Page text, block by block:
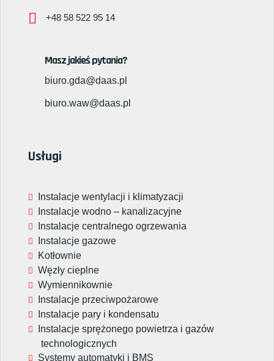
+48 58 522 95 14
Masz jakieś pytania?
biuro.gda@daas.pl
biuro.waw@daas.pl
Usługi
Instalacje wentylacji i klimatyzacji
Instalacje wodno – kanalizacyjne
Instalacje centralnego ogrzewania
Instalacje gazowe
Kotłownie
Węzły cieplne
Wymiennikownie
Instalacje przeciwpożarowe
Instalacje pary i kondensatu
Instalacje sprężonego powietrza i gazów
technologicznych
Systemy automatyki i BMS